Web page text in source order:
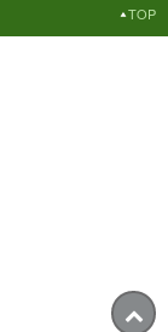
TOP